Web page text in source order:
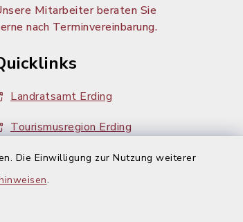
Die Einwilligung zur Nutzung weiterer
.
Mitarbeiter beraten Sie
nach Terminvereinbarung.
Landratsamt Erding
Tourismusregion Erding
Ausschreibungen